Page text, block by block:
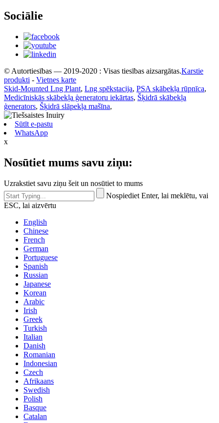
Sociālie
© Autortiesības — 2019-2020 : Visas tiesības aizsargātas.Karstie
produkti - Vietnes karte
Skid-Mounted Lng Plant, Lng spēkstacija, PSA skābekļa rūpnīca,
Medicīniskās skābekļa ģeneratoru iekārtas, Šķidrā skābekļa
ģenerators, Šķidrā slāpekļa mašīna,
Sūtīt e-pastu
WhatsApp
x
Nosūtiet mums savu ziņu:
Uzrakstiet savu ziņu šeit un nosūtiet to mums
Nospiediet Enter, lai meklētu, vai
ESC, lai aizvērtu
English
Chinese
French
German
Portuguese
Spanish
Russian
Japanese
Korean
Arabic
Irish
Greek
Turkish
Italian
Danish
Romanian
Indonesian
Czech
Afrikaans
Swedish
Polish
Basque
Catalan